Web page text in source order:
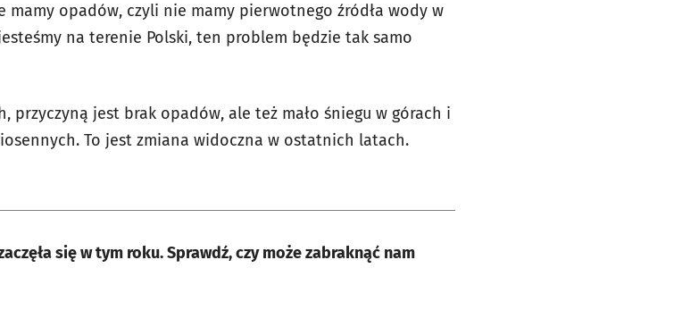
mamy opadów, czyli nie mamy pierwotnego źródła wody w
na terenie Polski, ten problem będzie tak samo
przyczyną jest brak opadów, ale też mało śniegu w górach i
To jest zmiana widoczna w ostatnich latach.
się w tym roku. Sprawdź, czy może zabraknąć nam